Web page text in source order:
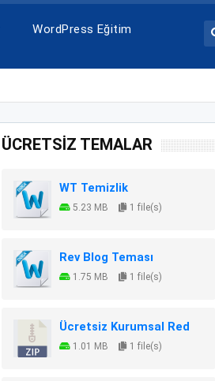
WordPress Eğitim
ÜCRETSİZ TEMALAR
WT Temizlik
5.23 MB 1 file(s)
Rev Blog Teması
1.75 MB 1 file(s)
Ücretsiz Kurumsal Red
1.01 MB 1 file(s)